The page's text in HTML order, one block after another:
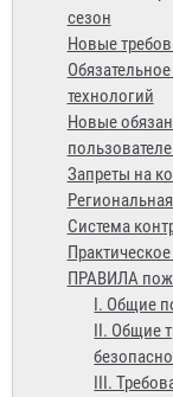
сезон
Новые
технологий
Новые
Запреты на
Система
ПРАВИЛА
I. Общие
II. Общие
III.